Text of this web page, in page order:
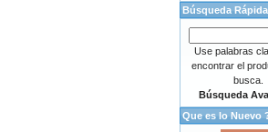
Búsqueda Rápida
Use palabras
encontrar el
busca.
Búsqueda
Que es lo Nuevo